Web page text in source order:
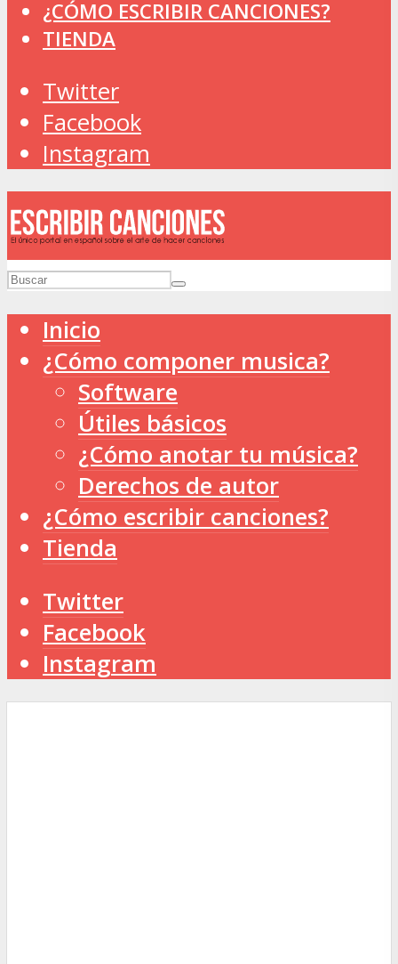
¿CÓMO ESCRIBIR CANCIONES?
TIENDA
Twitter
Facebook
Instagram
Inicio
¿Cómo componer musica?
Software
Útiles básicos
¿Cómo anotar tu música?
Derechos de autor
¿Cómo escribir canciones?
Tienda
Twitter
Facebook
Instagram